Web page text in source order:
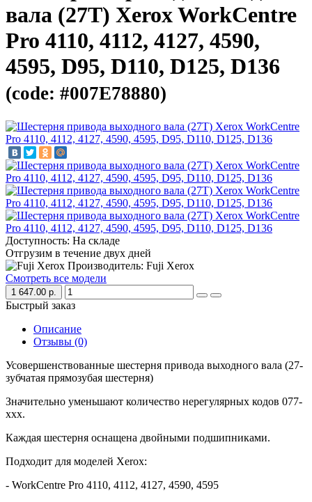
вала (27T) Xerox WorkCentre
Pro 4110, 4112, 4127, 4590,
4595, D95, D110, D125, D136
(code: #007E78880)
Доступность: На складе
Отгрузим в течение двух дней
Производитель: Fuji Xerox
Смотреть все модели
1 647.00 р.
Быстрый заказ
Описание
Отзывы (0)
Усовершенствованные шестерня привода выходного вала (27-
зубчатая прямозубая шестерня)
Значительно уменьшают количество нерегулярных кодов 077-
xxx.
Каждая шестерня оснащена двойными подшипниками.
Подходит для моделей Xerox:
- WorkCentre Pro 4110, 4112, 4127, 4590, 4595